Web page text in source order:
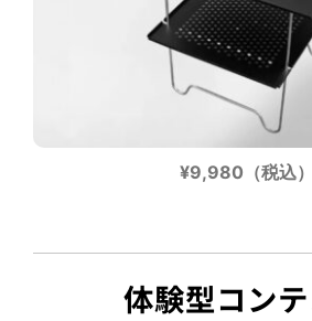
¥9,980（税込）
体験型コン